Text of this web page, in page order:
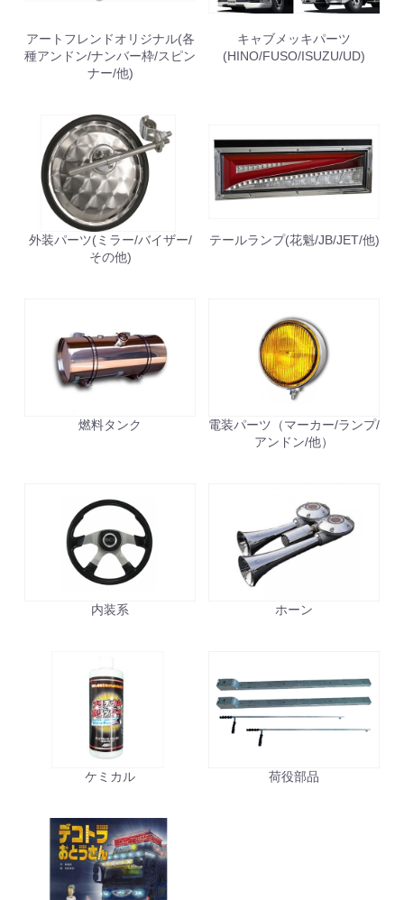
アートフレンドオリジナル(各
種アンドン/ナンバー枠/スピン
ナー/他)
キャブメッキパーツ
(HINO/FUSO/ISUZU/UD)
外装パーツ(ミラー/バイザー/
その他)
テールランプ(花魁/JB/JET/他)
燃料タンク
電装パーツ（マーカー/ランプ/
アンドン/他）
内装系 ホーン
ケミカル 荷役部品